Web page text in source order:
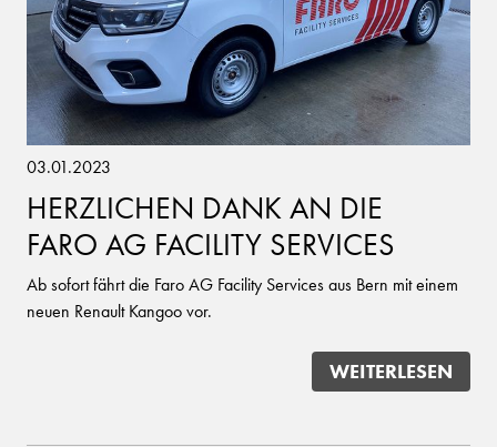
03.01.2023
HERZLICHEN DANK AN DIE
FARO AG FACILITY SERVICES
Ab sofort fährt die Faro AG Facility Services aus Bern mit einem
neuen Renault Kangoo vor.
WEITERLESEN